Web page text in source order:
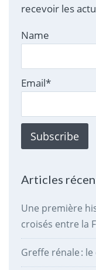
recevoir les
Name
Email*
Articles
Une première
croisés entre la
Greffe rénale :